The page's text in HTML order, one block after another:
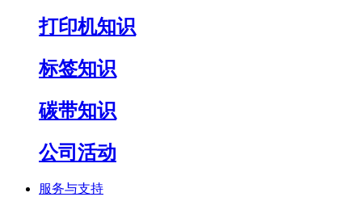
打印机知识
标签知识
碳带知识
公司活动
服务与支持